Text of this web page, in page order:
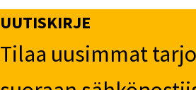
UUTISKIRJE
Tilaa uusimmat